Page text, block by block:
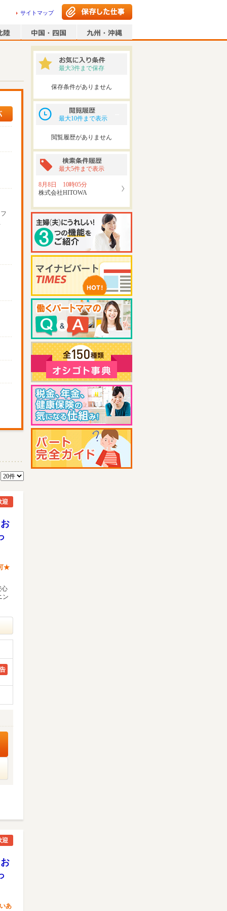
サイトマップ
迎
★
心
ン
迎
あ
最大3件まで保存
保存条件がありません
最大10件まで表示
閲覧履歴がありません
最大5件まで表示
8月8日 10時05分
株式会社HITOWA